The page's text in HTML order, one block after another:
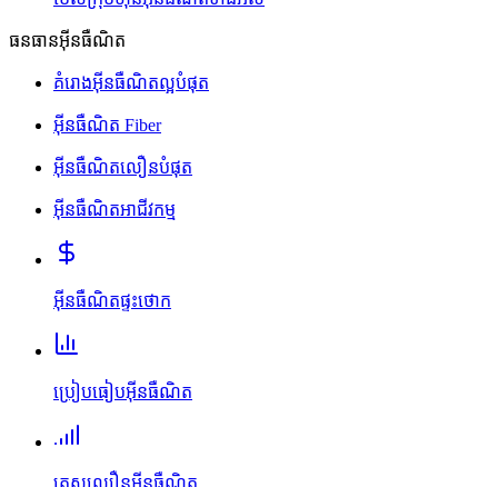
ធនធានអ៊ីនធឺណិត
គំរោងអ៊ីនធឺណិតល្អបំផុត
អ៊ីនធឺណិត Fiber
អ៊ីនធឺណិតលឿនបំផុត
អ៊ីនធឺណិតអាជីវកម្ម
អ៊ីនធឺណិតផ្ទះថោក
ប្រៀបធៀបអ៊ីនធឺណិត
តេស្តល្បឿនអ៊ីនធឺណិត